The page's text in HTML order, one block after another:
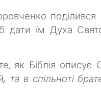
дати їм Духа
як Біблія описує
в спільноті